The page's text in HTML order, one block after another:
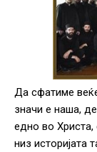
Да сфатиме
значи е наша,
едно во Христа,
низ историјата